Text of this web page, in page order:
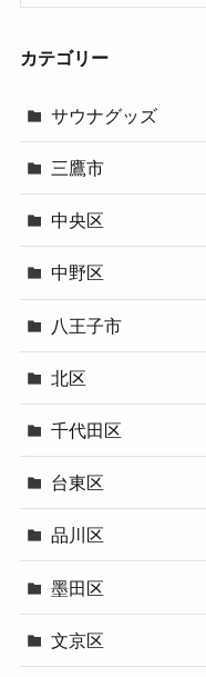
カテゴリー
サウナグッズ
三鷹市
中央区
中野区
八王子市
北区
千代田区
台東区
品川区
墨田区
文京区